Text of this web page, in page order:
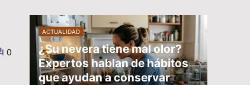
0
ACTUALIDAD
¿Su nevera tiene mal olor?
Expertos hablan de hábitos
que ayudan a conservar